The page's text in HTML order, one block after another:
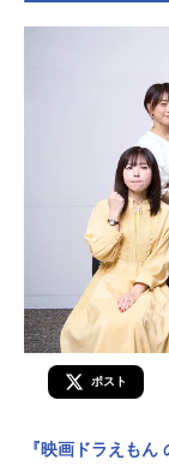
ポスト
『映画ドラえも